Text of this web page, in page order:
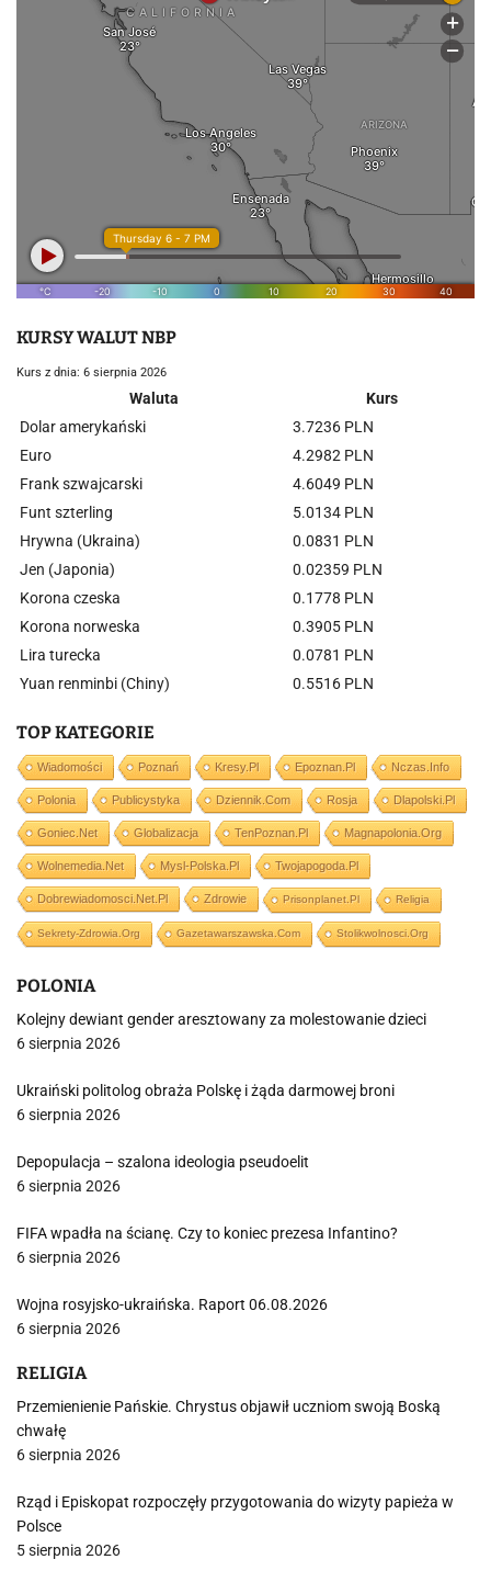
KURSY WALUT NBP
Kurs z dnia: 6 sierpnia 2026
Waluta
Kurs
Dolar amerykański
3.7236 PLN
Euro
4.2982 PLN
Frank szwajcarski
4.6049 PLN
Funt szterling
5.0134 PLN
Hrywna (Ukraina)
0.0831 PLN
Jen (Japonia)
0.02359 PLN
Korona czeska
0.1778 PLN
Korona norweska
0.3905 PLN
Lira turecka
0.0781 PLN
Yuan renminbi (Chiny)
0.5516 PLN
TOP KATEGORIE
Wiadomości Poznań Kresy.pl Epoznan.pl Nczas.info
Polonia Publicystyka Dziennik.com Rosja Dlapolski.pl
Goniec.net Globalizacja TenPoznan.pl Magnapolonia.org
Wolnemedia.net Mysl-Polska.pl Twojapogoda.pl
Dobrewiadomosci.net.pl Zdrowie Prisonplanet.pl Religia
Sekrety-Zdrowia.org Gazetawarszawska.com Stolikwolnosci.org
POLONIA
Kolejny dewiant gender aresztowany za molestowanie dzieci
6 sierpnia 2026
Ukraiński politolog obraża Polskę i żąda darmowej broni
6 sierpnia 2026
Depopulacja – szalona ideologia pseudoelit
6 sierpnia 2026
FIFA wpadła na ścianę. Czy to koniec prezesa Infantino?
6 sierpnia 2026
Wojna rosyjsko-ukraińska. Raport 06.08.2026
6 sierpnia 2026
RELIGIA
Przemienienie Pańskie. Chrystus objawił uczniom swoją Boską
chwałę
6 sierpnia 2026
Rząd i Episkopat rozpoczęły przygotowania do wizyty papieża w
Polsce
5 sierpnia 2026